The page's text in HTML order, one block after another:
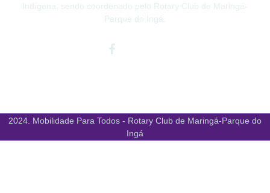
Indígena, sendo coordenado pelo Rotary Club de Maringá-
Parque do Ingá.
Facebook-
2024. Mobilidade Para Todos - Rotary Club de Maringá-Parque do
Ingá